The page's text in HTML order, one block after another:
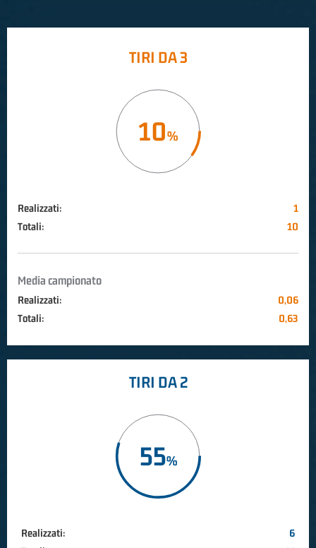
TIRI DA 3
10
Realizzati:
1
Totali:
10
Media campionato
Realizzati:
0,06
Totali:
0,63
TIRI DA 2
55
Realizzati:
6